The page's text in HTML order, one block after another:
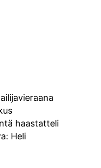
haastatteli
Heli